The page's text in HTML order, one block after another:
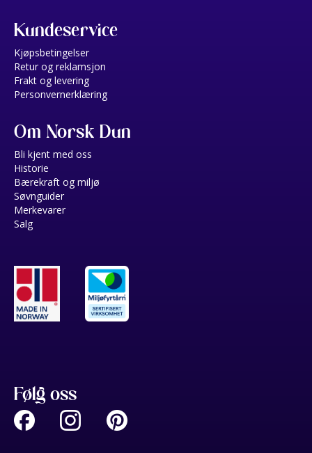
Kundeservice
Kjøpsbetingelser
Retur og reklamsjon
Frakt og levering
Personvernerklæring
Om Norsk Dun
Bli kjent med oss
Historie
Bærekraft og miljø
Søvnguider
Merkevarer
Salg
Følg oss